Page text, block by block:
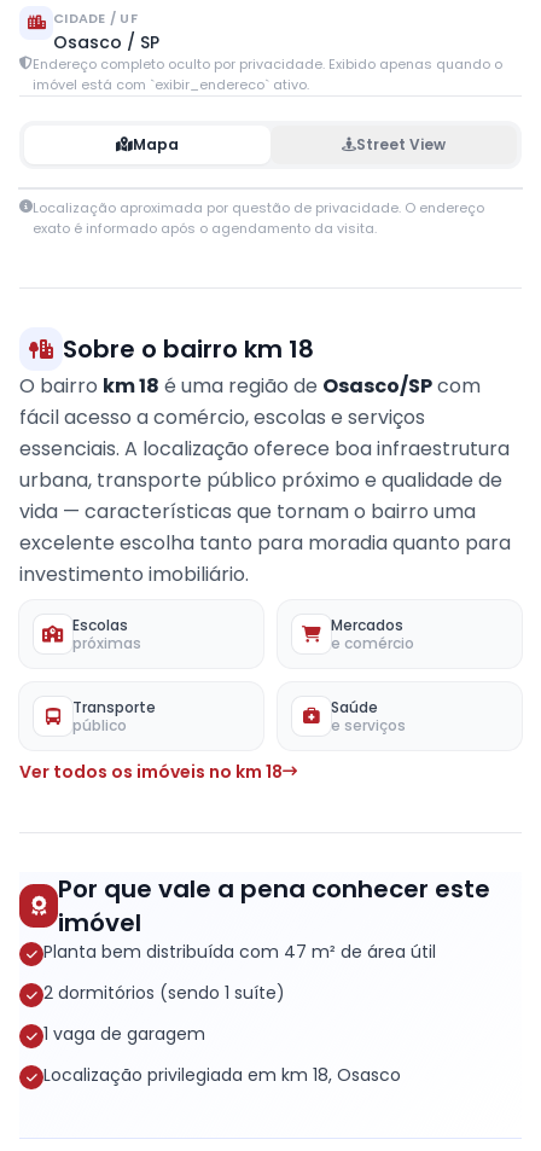
CIDADE / UF
Osasco / SP
Endereço completo oculto por privacidade. Exibido apenas quando o
imóvel está com `exibir_endereco` ativo.
Mapa Street View
+
Localização aproximada por questão de privacidade. O endereço
exato é informado após o agendamento da visita.
Sobre o bairro km 18
O bairro km 18 é uma região de Osasco/SPcom
fácil acesso a comércio, escolas e serviços
essenciais. A localização oferece boa infraestrutura
urbana, transporte público próximo e qualidade de
vida — características que tornam o bairro uma
excelente escolha tanto para moradia quanto para
investimento imobiliário.
Escolas
próximas
Mercados
e comércio
Transporte
público
Saúde
e serviços
Ver todos os imóveis no km 18
Por que vale a pena conhecer este
imóvel
Planta bem distribuída com 47 m² de área útil
2 dormitórios (sendo 1 suíte)
1 vaga de garagem
Localização privilegiada em km 18, Osasco